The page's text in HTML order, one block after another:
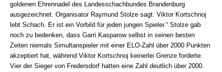
goldenen Ehrennadel des Landesschachbundes Brandenburg
ausgezeichnet. Organisator Raymund Stolze sagt: Viktor Kortschnoj
lebt Schach. Er ist ein Vorbild für jeden jungen Spieler.“ Stolze gab
noch zu bedenken, dass Garri Kasparow selbst in seinen besten
Zeiten niemals Simultanspieler mit einer ELO-Zahl über 2000 Punkten
akzeptiert hat, während Viktor Kortschnoj keinerlei Grenze forderte.
Vier der Sieger von Fredersdorf hatten eine Zahl deutlich über 2000.